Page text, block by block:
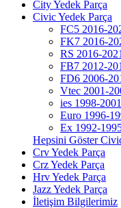
City Yedek Parça
Civic Yedek Parça
FC5 2016-
FK7 2016-
RS 2016-2021
FB7 2012-
FD6 2006-
Vtec 2001-
ies 1998-2001
Euro 1996-
Ex 1992-
Hepsini Göster
Crv Yedek Parça
Crz Yedek Parça
Hrv Yedek Parça
Jazz Yedek Parça
İletişim Bilgilerimiz